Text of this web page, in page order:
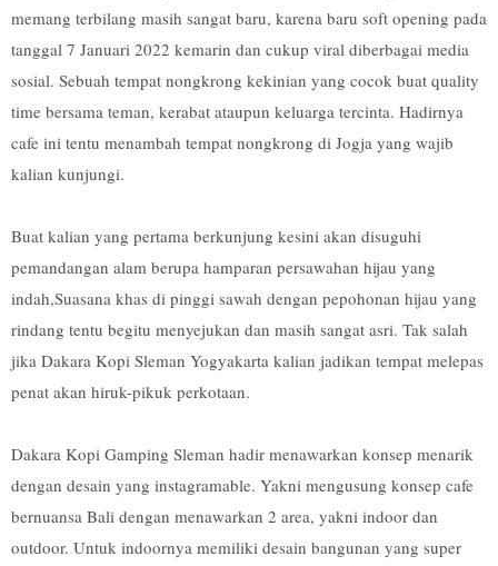
memang terbilang masih sangat baru, karena baru soft opening pada
tanggal 7 Januari 2022 kemarin dan cukup viral diberbagai media
sosial. Sebuah tempat nongkrong kekinian yang cocok buat quality
time bersama teman, kerabat ataupun keluarga tercinta. Hadirnya
cafe ini tentu menambah tempat nongkrong di Jogja yang wajib
kalian kunjungi.
Buat kalian yang pertama berkunjung kesini akan disuguhi
pemandangan alam berupa hamparan persawahan hijau yang
indah,Suasana khas di pinggi sawah dengan pepohonan hijau yang
rindang tentu begitu menyejukan dan masih sangat asri. Tak salah
jika Dakara Kopi Sleman Yogyakarta kalian jadikan tempat melepas
penat akan hiruk-pikuk perkotaan.
Dakara Kopi Gamping Sleman hadir menawarkan konsep menarik
dengan desain yang instagramable. Yakni mengusung konsep cafe
bernuansa Bali dengan menawarkan 2 area, yakni indoor dan
outdoor. Untuk indoornya memiliki desain bangunan yang super